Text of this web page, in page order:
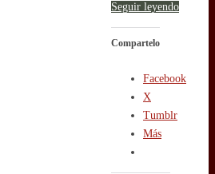
Seguir leyendo
Compartelo
Facebook
X
Tumblr
Más